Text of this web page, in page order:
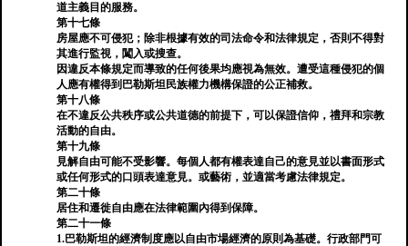
道主義目的服務。
第十七條
房屋應不可侵犯；除非根據有效的司法命令和法律規定，否則不得對
其進行監視，闖入或搜查。
因違反本條規定而導致的任何後果均應視為無效。遭受這種侵犯的個
人應有權得到巴勒斯坦民族權力機構保證的公正補救。
第十八條
在不違反公共秩序或公共道德的前提下，可以保證信仰，禮拜和宗教
活動的自由。
第十九條
見解自由可能不受影響。每個人都有權表達自己的意見並以書面形式
或任何形式的口頭表達意見。或藝術，並適當考慮法律規定。
第二十條
居住和遷徙自由應在法律範圍內得到保障。
第二十一條
1.巴勒斯坦的經濟制度應以自由市場經濟的原則為基礎。行政部門可